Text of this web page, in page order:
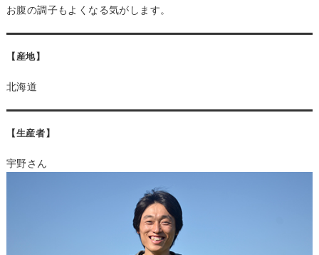
お腹の調子もよくなる気がします。
【産地】
北海道
【生産者】
宇野さん